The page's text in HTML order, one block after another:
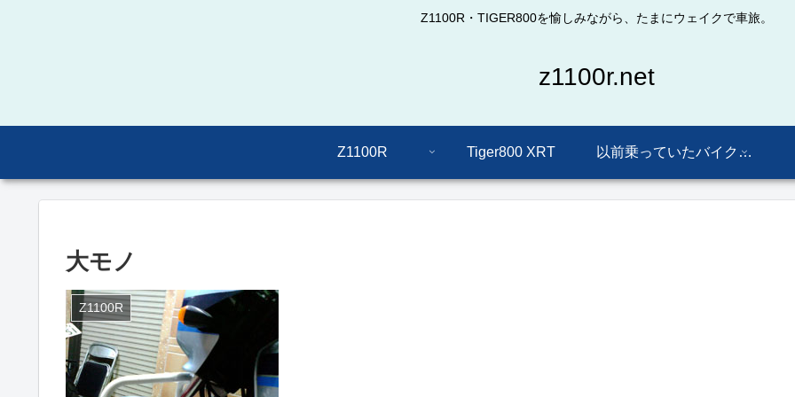
Z1100R・TIGER800を愉しみながら、たまにウェイクで車旅。
z1100r.net
Z1100R Tiger800 XRT 以前乗っていたバイクたち
大モノ
Z1100R